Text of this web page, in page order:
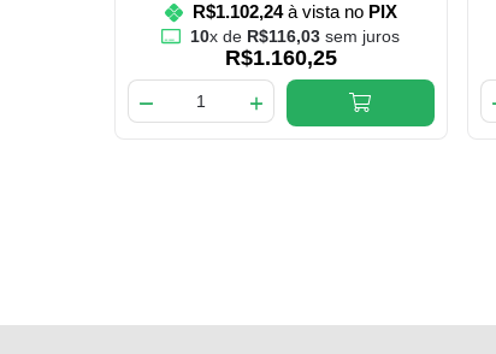
R$1.102,24 à vista no PIX
10x de R$116,03 sem juros
R$1.160,25